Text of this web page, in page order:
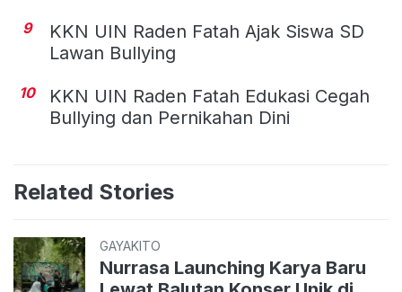
9
KKN UIN Raden Fatah Ajak Siswa SD
Lawan Bullying
10
KKN UIN Raden Fatah Edukasi Cegah
Bullying dan Pernikahan Dini
Related Stories
GAYAKITO
Nurrasa Launching Karya Baru